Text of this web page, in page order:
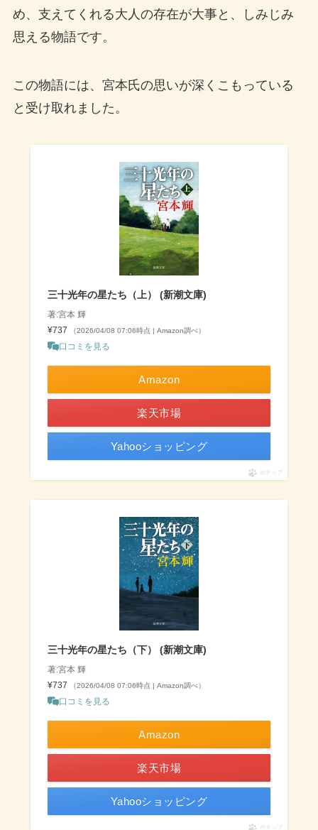
め、支えてくれる大人の存在が大事と、しみじみ
思える物語です。
この物語には、宮本氏の思いが深くこもっている
と受け取れました。
三十光年の星たち（上） (新潮文庫)
著:宮本 輝
¥737
（2026/04/08 07:06時点 | Amazon調べ）
口コミを見る
Amazon
楽天市場
Yahooショッピング
ポチップ
三十光年の星たち（下） (新潮文庫)
著:宮本 輝
¥737
（2026/04/08 07:06時点 | Amazon調べ）
口コミを見る
Amazon
楽天市場
Yahooショッピング
ポチップ